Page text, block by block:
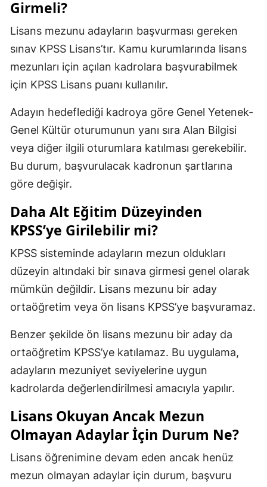
Girmeli?
Lisans mezunu adayların başvurması gereken
sınav KPSS Lisans’tır. Kamu kurumlarında lisans
mezunları için açılan kadrolara başvurabilmek
için KPSS Lisans puanı kullanılır.
Adayın hedeflediği kadroya göre Genel Yetenek-
Genel Kültür oturumunun yanı sıra Alan Bilgisi
veya diğer ilgili oturumlara katılması gerekebilir.
Bu durum, başvurulacak kadronun şartlarına
göre değişir.
Daha Alt Eğitim Düzeyinden
KPSS’ye Girilebilir mi?
KPSS sisteminde adayların mezun oldukları
düzeyin altındaki bir sınava girmesi genel olarak
mümkün değildir. Lisans mezunu bir aday
ortaöğretim veya ön lisans KPSS’ye başvuramaz.
Benzer şekilde ön lisans mezunu bir aday da
ortaöğretim KPSS’ye katılamaz. Bu uygulama,
adayların mezuniyet seviyelerine uygun
kadrolarda değerlendirilmesi amacıyla yapılır.
Lisans Okuyan Ancak Mezun
Olmayan Adaylar İçin Durum Ne?
Lisans öğrenimine devam eden ancak henüz
mezun olmayan adaylar için durum, başvuru